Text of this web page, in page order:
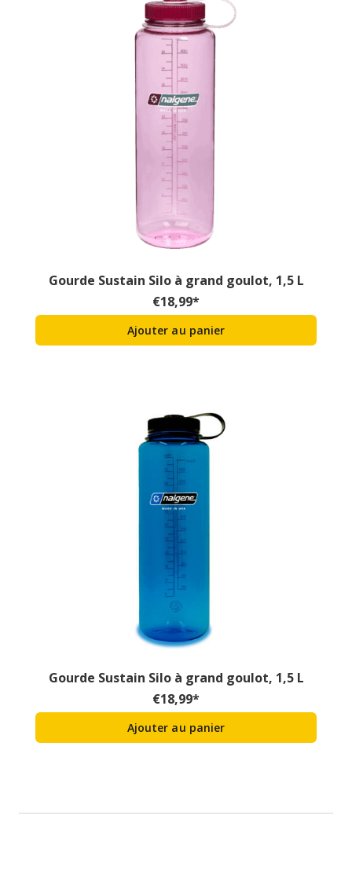
Gourde Sustain Silo à grand goulot, 1,5 L
€18,99*
Ajouter au panier
Gourde Sustain Silo à grand goulot, 1,5 L
€18,99*
Ajouter au panier